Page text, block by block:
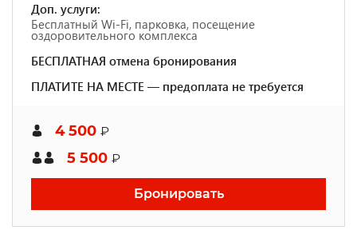
Доп. услуги:
Бесплатный Wi-Fi, парковка, посещение
оздоровительного комплекса
БЕСПЛАТНАЯ отмена бронирования
ПЛАТИТЕ НА МЕСТЕ — предоплата не требуется
4 500 ₽
5 500 ₽
Бронировать